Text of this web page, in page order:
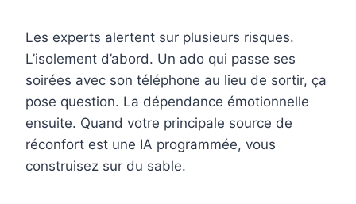
Les experts alertent sur plusieurs risques.
L’isolement d’abord. Un ado qui passe ses
soirées avec son téléphone au lieu de sortir, ça
pose question. La dépendance émotionnelle
ensuite. Quand votre principale source de
réconfort est une IA programmée, vous
construisez sur du sable.